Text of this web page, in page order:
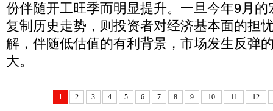
份伴随开工旺季而明显提升。一旦今年9月
复制历史走势，则投资者对经济基本面的担
解，伴随低估值的有利背景，市场发生反弹
大。
1 2 3 4 5 6 7 8 9 10 11 12